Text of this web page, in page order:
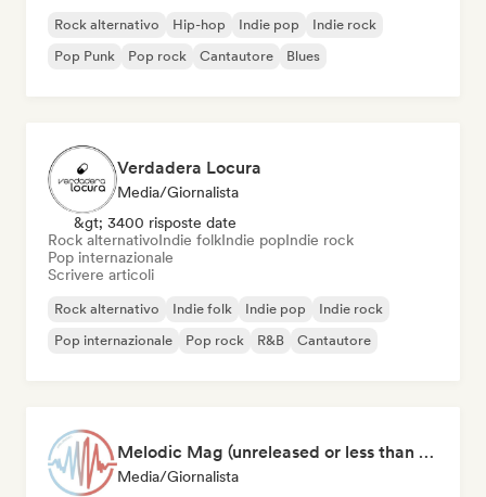
Rock alternativo Hip-hop Indie pop
Indie rock
Pop Punk
Pop rock Cantautore Blues
Verdadera Locura
Media/Giornalista
&gt; 3400 risposte date
Rock alternativoIndie folkIndie popIndie rock
Pop internazionale
Scrivere articoli
Rock alternativo Indie folk Indie pop
Indie rock
Pop internazionale
Pop rock R&B Cantautore
Melodic Mag (unreleased or less than 2 weeks since release)
Media/Giornalista